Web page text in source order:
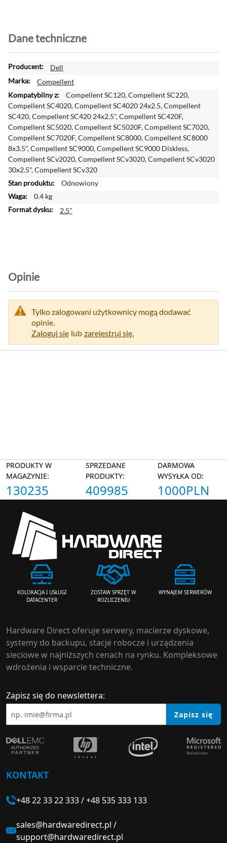
Dane techniczne
W
i
c
e
j
i
n
f
o
r
m
a
c
Dell
Compellent
Compellent SC120, Compellent SC220,
Compellent SC4020, Compellent SC4020 24x2.5, Compellent
SC420, Compellent SC420 24x2.5", Compellent SC420F,
Compellent SC5020, Compellent SC5020F, Compellent SC7020,
Compellent SC7020F, Compellent SC8000, Compellent SC8000
8x3.5", Compellent SC9000, Compellent SC9000 Diskless,
Compellent SCv2020, Compellent SCv3020, Compellent SCv3020
30x2.5", Compellent SCv320
Odnowiony
0.4 kg
2.5"
Opinie
Tylko zalogowani użytkownicy mogą dodawać
opinie.
Zaloguj się lub zarejestruj się.
PRODUKTY W
MAGAZYNIE:
130235
SPRZEDANE
PRODUKTY:
409985
DARMOWA
WYSYŁKA OD:
1000PLN
KOLOKACJA I USŁUGI
DATACENTER
ZOSTAW SPRZĘT W
ROZLICZENIU
WYNAJEM SERWERÓW
Hardware Direct oferuje serwery, macierze dyskowe,
systemy do backupu, stacje robocze i urządzenia
sieciowe w najniższych cenach na rynku. Kompleksowe
wdrożenia i wsparcie techniczne.
Zapisz się do newslettera:
Zapisz się
KONTAKT
+48 22 33 22 333/+48 535 333 133
sales@hardwaredirect.pl /
support@hardwaredirect.pl